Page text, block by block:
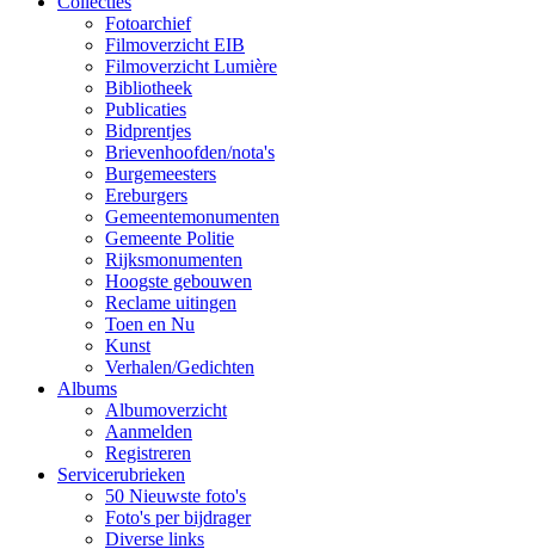
Fotoarchief
Filmoverzicht EIB
Filmoverzicht Lumière
Bibliotheek
Publicaties
Bidprentjes
Brievenhoofden/nota's
Burgemeesters
Ereburgers
Gemeentemonumenten
Gemeente Politie
Rijksmonumenten
Hoogste gebouwen
Reclame uitingen
Toen en Nu
Kunst
Verhalen/Gedichten
Albums
Albumoverzicht
Aanmelden
Registreren
Servicerubrieken
50 Nieuwste foto's
Foto's per bijdrager
Diverse links